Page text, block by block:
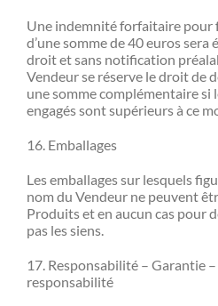
Une indemnité forfaitaire pour
d’une somme de 40 euros sera
droit et sans notification
Vendeur se réserve le droit de
une somme complémentaire si
engagés sont supérieurs à ce
16. Emballages
Les emballages sur lesquels
nom du Vendeur ne peuvent
Produits et en aucun cas pour
pas les siens.
17. Responsabilité – Garantie
responsabilité